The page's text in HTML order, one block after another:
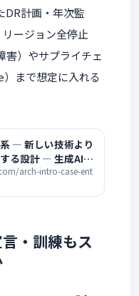
DR計画・年次監
ージョン全停止
害）やサプライチェ
まで想定に入れる
― 新しい技術より
る設計 ― 生成AI時
クチャ超入門
arch-intro-case-ent
・訓練もス